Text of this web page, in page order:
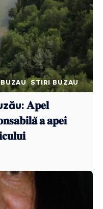
STIRI BUZAU
𝐀𝐩𝐞𝐥
𝐚 𝐚𝐩𝐞𝐢